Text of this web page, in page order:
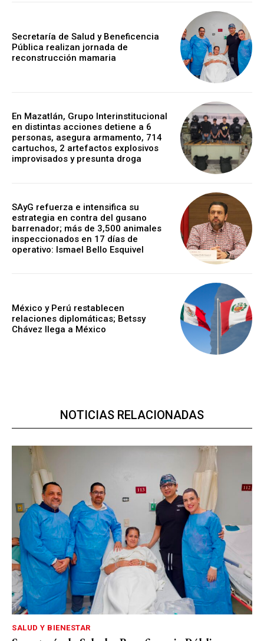
Secretaría de Salud y Beneficencia
Pública realizan jornada de
reconstrucción mamaria
En Mazatlán, Grupo Interinstitucional
en distintas acciones detiene a 6
personas, asegura armamento, 714
cartuchos, 2 artefactos explosivos
improvisados y presunta droga
SAyG refuerza e intensifica su
estrategia en contra del gusano
barrenador; más de 3,500 animales
inspeccionados en 17 días de
operativo: Ismael Bello Esquivel
México y Perú restablecen
relaciones diplomáticas; Betssy
Chávez llega a México
NOTICIAS RELACIONADAS
SALUD Y BIENESTAR